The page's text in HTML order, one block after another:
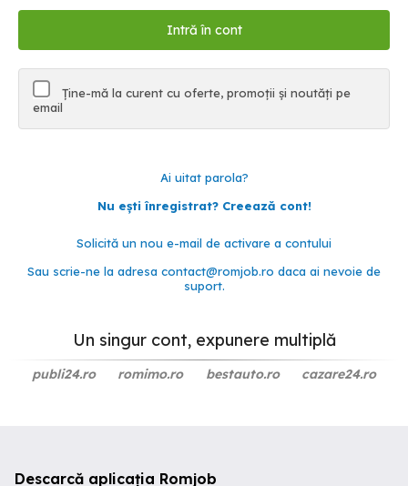
Ține-mă la curent cu oferte, promoții și noutăți pe
email
Ai uitat parola?
Nu ești înregistrat? Creează cont!
Solicită un nou e-mail de activare a contului
Sau scrie-ne la adresa contact@romjob.ro daca ai nevoie de
suport.
Un singur cont, expunere multiplă
publi24.ro romimo.ro bestauto.ro cazare24.ro
Descarcă aplicația Romjob